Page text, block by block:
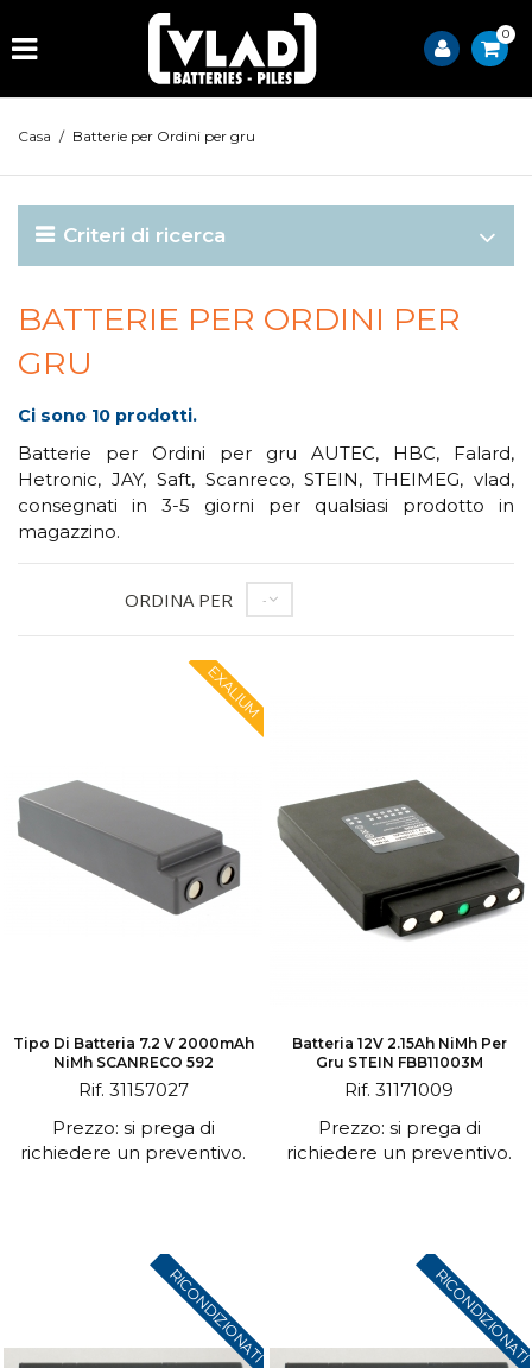
0
Casa / Batterie per Ordini per gru
Criteri di ricerca
BATTERIE PER ORDINI PER
GRU
Ci sono 10 prodotti.
Batterie per Ordini per gru AUTEC, HBC, Falard,
Hetronic, JAY, Saft, Scanreco, STEIN, THEIMEG, vlad,
consegnati in 3-5 giorni per qualsiasi prodotto in
magazzino.
ORDINA PER --
EXALIUM
Tipo Di Batteria 7.2 V 2000mAh
NiMh SCANRECO 592
Rif. 31157027
Prezzo: si prega di
richiedere un preventivo.
Batteria 12V 2.15Ah NiMh Per
Gru STEIN FBB11003M
Rif. 31171009
Prezzo: si prega di
richiedere un preventivo.
RICONDIZIONATI RICONDIZIONATI